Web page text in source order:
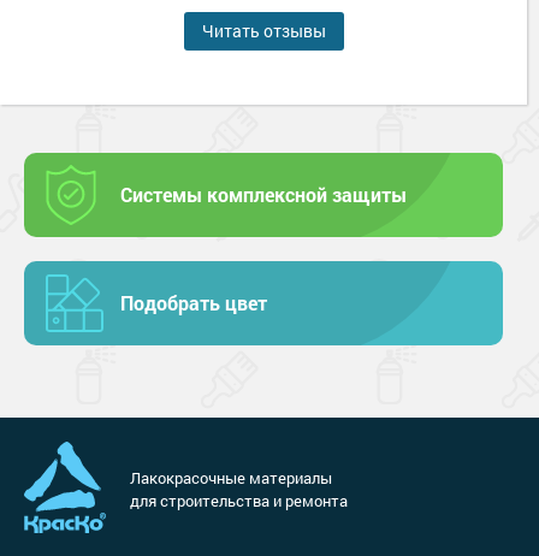
Читать отзывы
Системы комплексной защиты
Подобрать цвет
Лакокрасочные материалы
для строительства и ремонта